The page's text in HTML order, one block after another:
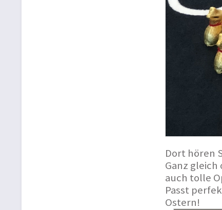
Dort hören
Ganz
auch tolle
Passt
Ostern!